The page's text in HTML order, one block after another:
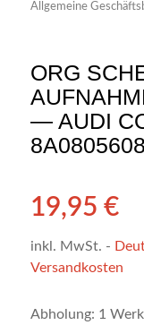
Allgemeine
ORG
— AUDI
8A0805608
19,95 €
inkl. MwSt. -
Versandkosten
Abholung: 1